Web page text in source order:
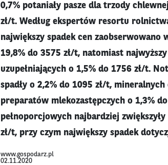
0,7% potaniały pasze dla trzody
zł/t. Według ekspertów resortu
największy spadek cen
19,8% do 3575 zł/t, natomiast
uzupełniających o 1,5% do 1756 zł/t.
spadły o 2,2% do 1095 zł/t,
preparatów mlekozastępczych o 1,3%
pełnoporcjowych najbardziej
zł/t, przy czym największy spadek
www.gospodarz.pl
02.11.2020